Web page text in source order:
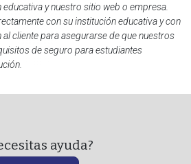
y nuestro sitio web o empresa.
con su institución educativa y con
cliente para asegurarse de que nuestros
de seguro para estudiantes
ayuda?